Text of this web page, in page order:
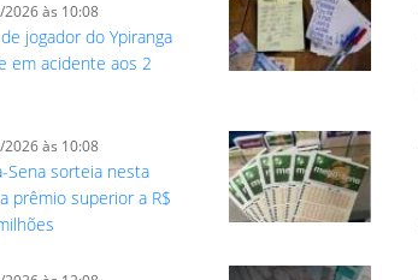
às 10:08
jogador do Ypiranga
em acidente aos 2
às 10:08
Sena sorteia nesta
prêmio superior a R$